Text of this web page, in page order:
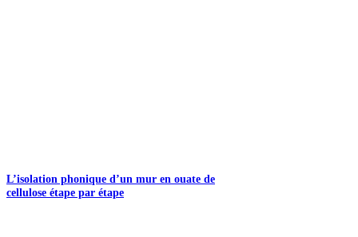
L’isolation phonique d’un mur en ouate de
cellulose étape par étape